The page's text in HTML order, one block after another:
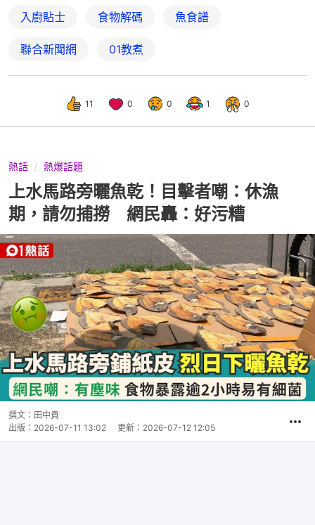
入廚貼士 食物解碼 魚食譜
聯合新聞網 01教煮
11 0 0 1 0
熱話 熱爆話題
上水馬路旁曬魚乾！目擊者嘲：休漁
期，請勿捕撈 網民轟：好污糟
撰文： 田中貴
出版： 2026-07-11 13:02 更新： 2026-07-12 12:05